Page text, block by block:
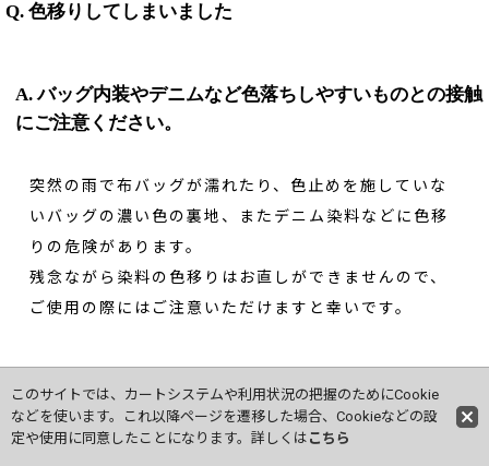
Q. 色移りしてしまいました
A. バッグ内装やデニムなど色落ちしやすいものとの接触
にご注意ください。
突然の雨で布バッグが濡れたり、色止めを施していな
いバッグの濃い色の裏地、またデニム染料などに色移
りの危険があります。
残念ながら染料の色移りはお直しができませんので、
ご使用の際にはご注意いただけますと幸いです。
このサイトでは、カートシステムや利用状況の把握のためにCookie
などを使います。これ以降ページを遷移した場合、Cookieなどの設
定や使用に同意したことになります。詳しくは こちら